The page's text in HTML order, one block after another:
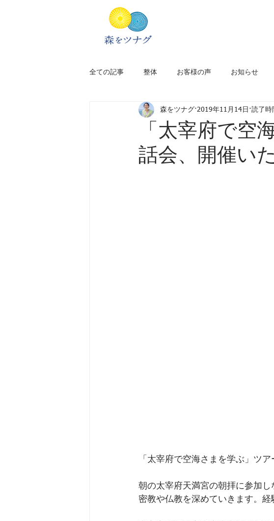
全ての記事 整体 お客様の声 お知らせ
新居のこと アフリカ旅 スリランカ旅
福岡 旅のプラン
「太宰府で空
話会、開催い
森をツナグ 2019年11月14日 読了時
「太宰府で空海さまを学ぶ」ツ
朝の太宰府天満宮の朝拝に参加し
密教や仏教を深めていきます。